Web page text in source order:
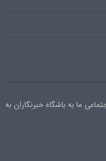
ما به باشگاه خبرنگاران به